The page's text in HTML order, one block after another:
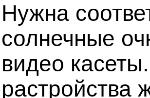
Нужна
солнечные
видео
растройства